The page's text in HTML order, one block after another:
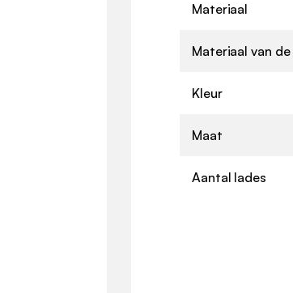
Materiaal
Materiaal van
Kleur
Maat
Aantal lades